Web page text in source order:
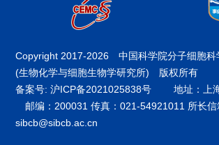
Copyright 2017-2026 中国科学院分子细胞科
(生物化学与细胞生物学研究所) 版权所有
备案号: 沪ICP备2021025838号
地址：上海
邮编：200031 传真：021-54921011 所长信
sibcb@sibcb.ac.cn